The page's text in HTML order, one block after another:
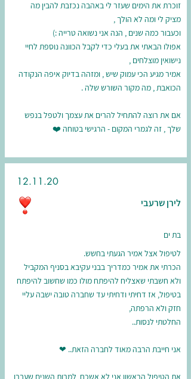
זוכרת את הימים שעזר לי באהבה נכזבת להבין מה
מציק לי ומה לא הולך ,
וכעבור כמה שנים , הנה אני נשואה טרייה :)
אפולו הבאתי את בעלי כדי לקבל הכוונה נוספת לחיי
נישואין מוצלחים ,
אמיר מגיע הכי עמוק שיש , ומזהה בדיוק איפה הנקודה
הכואבת , מה מקור השורש שלה .
אם את רוצה להתחיל להרים את עצמך ולטפל בנפש
שלך , זה לגמרי המקום - הרגישי בטוחה ❤️
12.11.20
לירן שרעבי
בת ים
לטיפול אצל אמיר הגעתי בחשש.
הכרתי את אמיר כמדריך בבני עקיבא בסניף המקביל
ולא חשבתי שאצליח להיפתח מולו כמו שחשוב להיפתח
בטיפול, אז דחיתי ודחיתי עד שחברה טובה ישבה עליי
חזק ולא הרפתה,
החלטתי לנסות..
אני חייבת הרבה מאוד לחברה הזאת.. ❤
את הטיפול הראשון אני לא אשכח, למרות השנים שעברו